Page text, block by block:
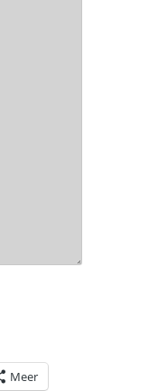
Meer